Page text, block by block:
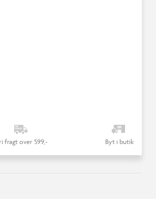
fragt over 599,- Byt i butik